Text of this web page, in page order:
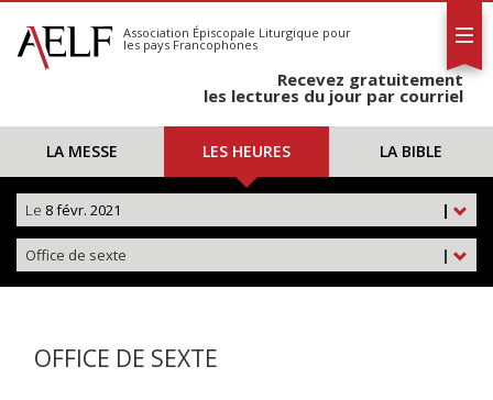
S'abonner
Calendrier
Association Épiscopale Liturgique pour
les pays Francophones
Recevez gratuitement
les lectures du jour par courriel
LA MESSE LES HEURES LA BIBLE
|
Le 8 févr. 2021
|
Office de sexte
OFFICE DE SEXTE